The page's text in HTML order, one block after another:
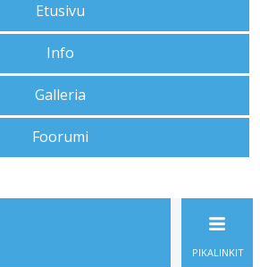
Etusivu
Info
Galleria
Foorumi
PIKALINKIT